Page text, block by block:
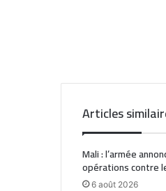
Articles
Mali : l’armée
opérations contre
6 août 2026